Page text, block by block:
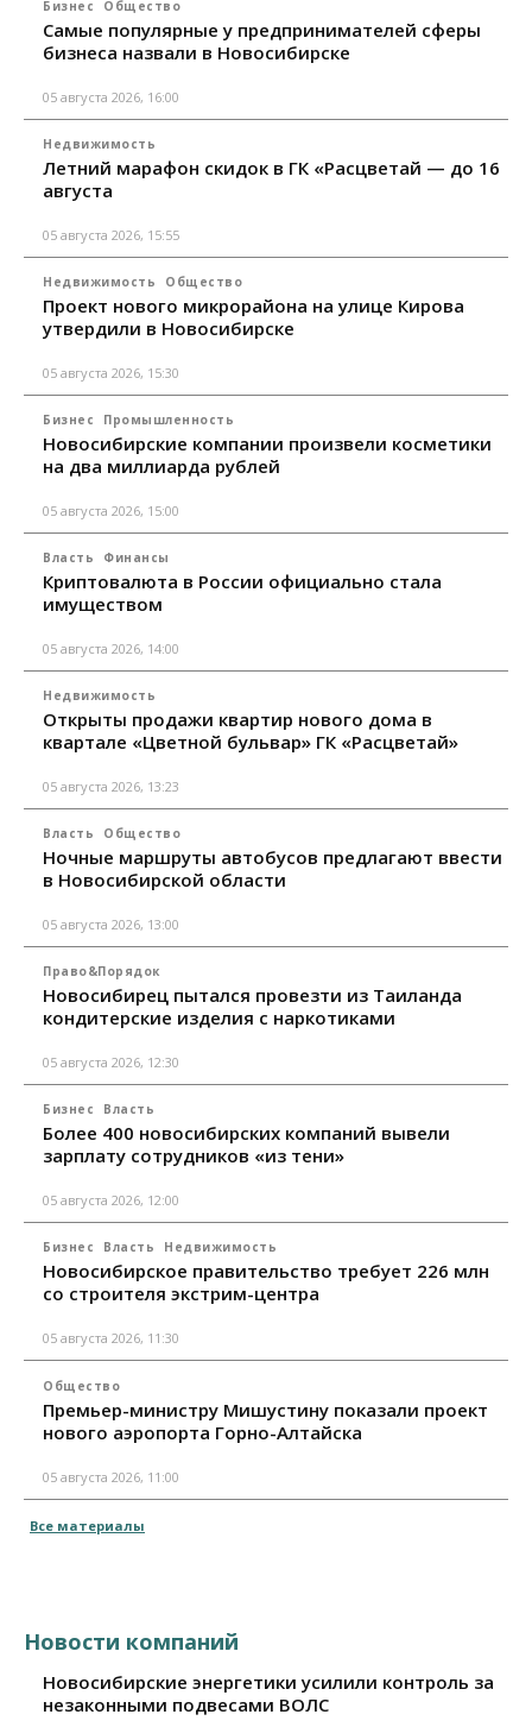
Бизнес Общество
Самые популярные у предпринимателей сферы
бизнеса назвали в Новосибирске
05 августа 2026, 16:00
Недвижимость
Летний марафон скидок в ГК «Расцветай — до 16
августа
05 августа 2026, 15:55
Недвижимость Общество
Проект нового микрорайона на улице Кирова
утвердили в Новосибирске
05 августа 2026, 15:30
Бизнес Промышленность
Новосибирские компании произвели косметики
на два миллиарда рублей
05 августа 2026, 15:00
Власть Финансы
Криптовалюта в России официально стала
имуществом
05 августа 2026, 14:00
Недвижимость
Открыты продажи квартир нового дома в
квартале «Цветной бульвар» ГК «Расцветай»
05 августа 2026, 13:23
Власть Общество
Ночные маршруты автобусов предлагают ввести
в Новосибирской области
05 августа 2026, 13:00
Право&Порядок
Новосибирец пытался провезти из Таиланда
кондитерские изделия с наркотиками
05 августа 2026, 12:30
Бизнес Власть
Более 400 новосибирских компаний вывели
зарплату сотрудников «из тени»
05 августа 2026, 12:00
Бизнес Власть Недвижимость
Новосибирское правительство требует 226 млн
со строителя экстрим-центра
05 августа 2026, 11:30
Общество
Премьер-министру Мишустину показали проект
нового аэропорта Горно-Алтайска
05 августа 2026, 11:00
Все материалы
Новости компаний
Новосибирские энергетики усилили контроль за
незаконными подвесами ВОЛС